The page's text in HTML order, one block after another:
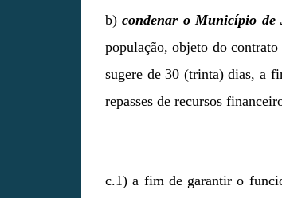
b)condenar o Município de
população, objeto do
sugere de 30 (trinta) dias, a
repasses de recursos
c.1) a fim de garantir o